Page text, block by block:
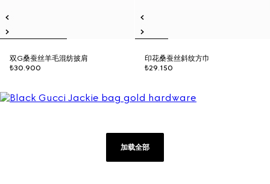
双G桑蚕丝羊毛混纺披肩
₺30.900
印花桑蚕丝斜纹方巾
₺29.150
加载全部